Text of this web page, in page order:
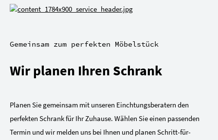
Gemeinsam zum perfekten Möbelstück
Wir planen Ihren Schrank
Planen Sie gemeinsam mit unseren Einchtungsberatern den
perfekten Schrank für Ihr Zuhause. Wählen Sie einen passenden
Termin und wir melden uns bei Ihnen und planen Schritt-für-